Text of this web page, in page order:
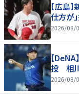
【広島
仕方が
2026/08/
【
投 相川
2026/08/